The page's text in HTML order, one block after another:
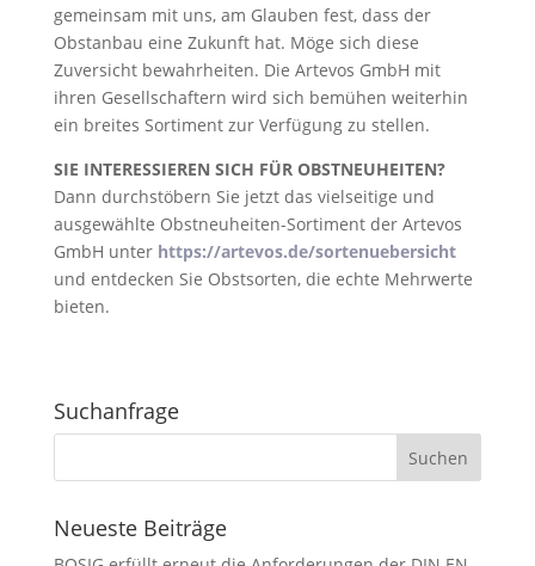
gemeinsam mit uns, am Glauben fest, dass der
Obstanbau eine Zukunft hat. Möge sich diese
Zuversicht bewahrheiten. Die Artevos GmbH mit
ihren Gesellschaftern wird sich bemühen weiterhin
ein breites Sortiment zur Verfügung zu stellen.
SIE INTERESSIEREN SICH FÜR OBSTNEUHEITEN?
Dann durchstöbern Sie jetzt das vielseitige und
ausgewählte Obstneuheiten-Sortiment der Artevos
GmbH unter https://artevos.de/sortenuebersicht
und entdecken Sie Obstsorten, die echte Mehrwerte
bieten.
Suchanfrage
Neueste Beiträge